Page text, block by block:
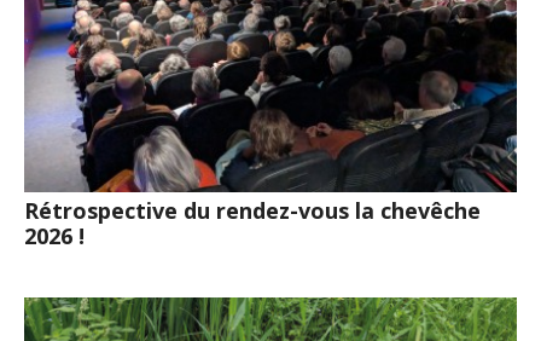
Rétrospective du rendez-vous la chevêche
2026 !